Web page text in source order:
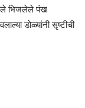
भिजलेले पंख
डोळ्यांनी सृष्टीची